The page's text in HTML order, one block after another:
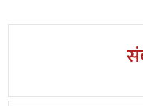
के घर आते और जाते दिख
बताई जा रही है।
दुकानदार की हत्या
दुकानदार के भाई ने